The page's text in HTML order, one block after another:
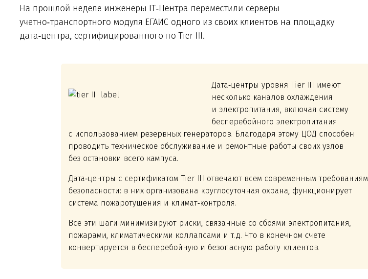
На прошлой неделе инженеры IT‑Центра переместили серверы
учетно‑транспортного модуля ЕГАИС одного из своих клиентов на площадку
дата‑центра, сертифицированного по Tier III.
Дата‑центры уровня Tier III имеют
несколько каналов охлаждения
и электропитания, включая систему
бесперебойного электропитания
с использованием резервных генераторов. Благодаря этому ЦОД способен
проводить техническое обслуживание и ремонтные работы своих узлов
без остановки всего кампуса.
Дата‑центры с сертификатом Tier III отвечают всем современным требованиям
безопасности: в них организована круглосуточная охрана, функционирует
система пожаротушения и климат‑контроля.
Все эти шаги минимизируют риски, связанные со сбоями электропитания,
пожарами, климатическими коллапсами и т.д. Что в конечном счете
конвертируется в бесперебойную и безопасную работу клиентов.